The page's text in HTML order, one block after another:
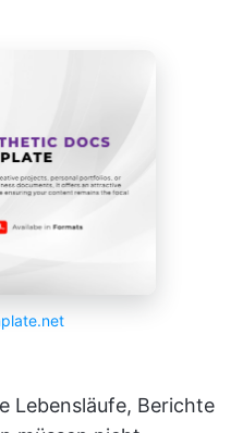
Lebensläufe, Berichte